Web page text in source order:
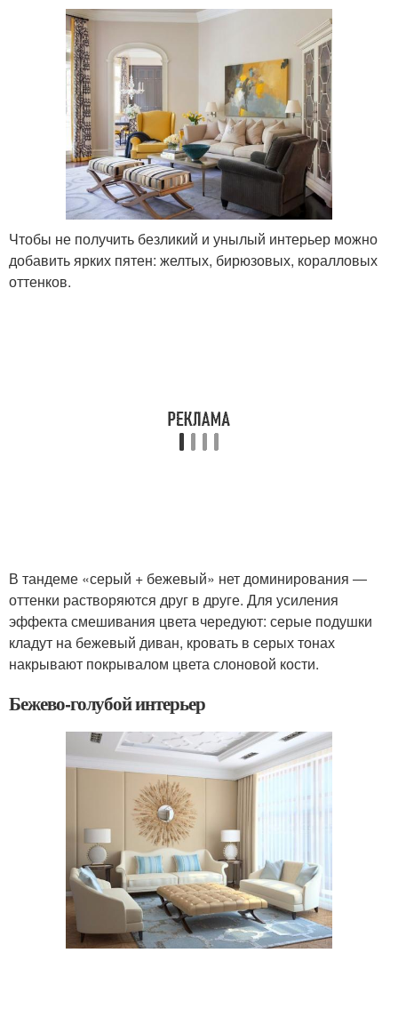
Чтобы не получить безликий и унылый интерьер можно
добавить ярких пятен: желтых, бирюзовых, коралловых
оттенков.
В тандеме «серый + бежевый» нет доминирования ―
оттенки растворяются друг в друге. Для усиления
эффекта смешивания цвета чередуют: серые подушки
кладут на бежевый диван, кровать в серых тонах
накрывают покрывалом цвета слоновой кости.
Бежево-голубой интерьер